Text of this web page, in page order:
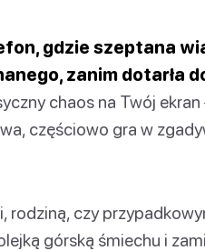
gdzie szeptana
zanim dotarła
chaos na Twój ekran
częściowo gra w
rodziną, czy
górską śmiechu i